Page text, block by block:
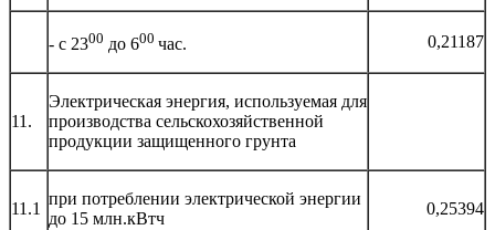
- с 2300 до 600 час. 0,21187
11.
Электрическая энергия, используемая для
производства сельскохозяйственной
продукции защищенного грунта
11.1
при потреблении электрической энергии
до 15 млн.кВтч
0,25394